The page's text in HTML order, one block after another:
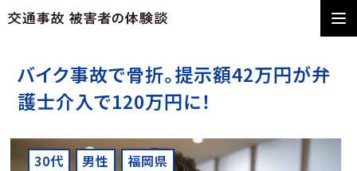
バイク事故で骨折。提示額42万円が弁
護士介入で120万円に！
30代 男性 福岡県